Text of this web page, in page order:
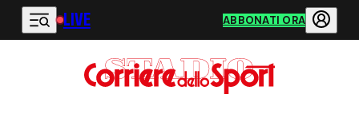
Vai al contenuto principale
LIVE ABBONATI ORA